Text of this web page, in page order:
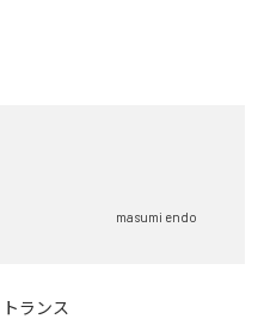
masumi endo
トランス